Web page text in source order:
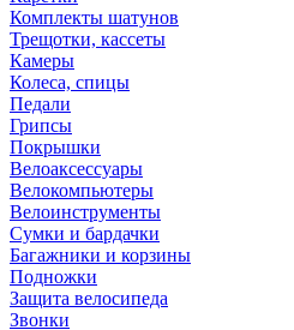
Комплекты шатунов
Трещотки, кассеты
Камеры
Колеса, спицы
Педали
Грипсы
Покрышки
Велоаксессуары
Велокомпьютеры
Велоинструменты
Сумки и бардачки
Багажники и корзины
Подножки
Защита велосипеда
Звонки